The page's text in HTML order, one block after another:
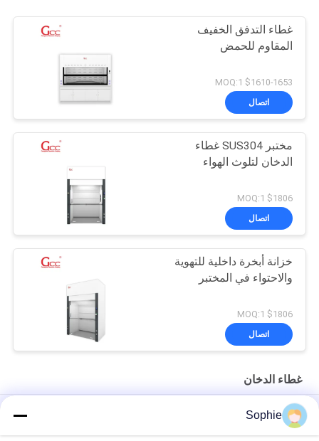
غطاء التدفق الخفيف
المقاوم للحمض
$1610-1653 MOQ:1
اتصال
مختبر SUS304 غطاء
الدخان لتلوث الهواء
$1806 MOQ:1
اتصال
خزانة أبخرة داخلية للتهوية
والاحتواء في المختبر
$1806 MOQ:1
اتصال
غطاء الدخان
غطاء دخان غرفة نظيفة من مادة البولي بروبيلين 220 فولت 50 هرتز
خلية إستنزاف الأنسجة في الخليج غطاء الدخان
Sophie